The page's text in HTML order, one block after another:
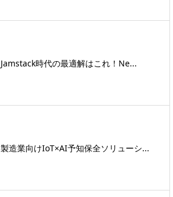
Jamstack時代の最適解はこれ！Ne...
製造業向けIoT×AI予知保全ソリューシ...